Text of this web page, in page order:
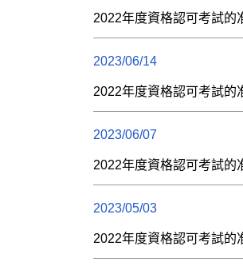
2022年度資格認可考試的
2023/06/14
2022年度資格認可考試的
2023/06/07
2022年度資格認可考試的
2023/05/03
2022年度資格認可考試的